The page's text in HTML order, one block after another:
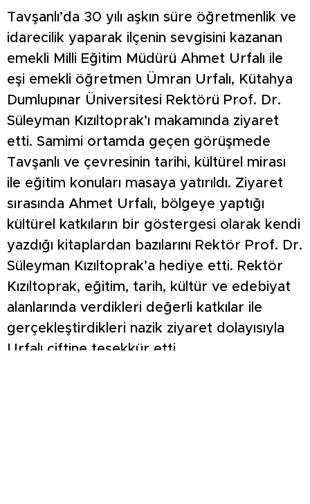
Tavşanlı’da 30 yılı aşkın süre öğretmenlik ve
idarecilik yaparak ilçenin sevgisini kazanan
emekli Milli Eğitim Müdürü Ahmet Urfalı ile
eşi emekli öğretmen Ümran Urfalı, Kütahya
Dumlupınar Üniversitesi Rektörü Prof. Dr.
Süleyman Kızıltoprak’ı makamında ziyaret
etti. Samimi ortamda geçen görüşmede
Tavşanlı ve çevresinin tarihi, kültürel mirası
ile eğitim konuları masaya yatırıldı. Ziyaret
sırasında Ahmet Urfalı, bölgeye yaptığı
kültürel katkıların bir göstergesi olarak kendi
yazdığı kitaplardan bazılarını Rektör Prof. Dr.
Süleyman Kızıltoprak’a hediye etti. Rektör
Kızıltoprak, eğitim, tarih, kültür ve edebiyat
alanlarında verdikleri değerli katkılar ile
gerçekleştirdikleri nazik ziyaret dolayısıyla
Urfalı çiftine teşekkür etti.